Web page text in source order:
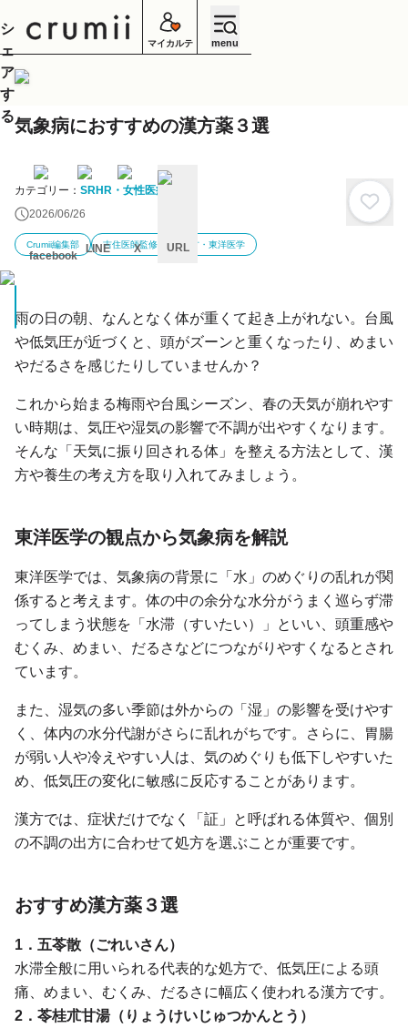
マイカルテ menu
気象病におすすめの漢方薬３選
カテゴリー： SRHR・女性医療
2026/06/26
Crumii編集部 吉住医師監修 漢方・東洋医学
雨の日の朝、なんとなく体が重くて起き上がれない。台風
や低気圧が近づくと、頭がズーンと重くなったり、めまい
やだるさを感じたりしていませんか？
これから始まる梅雨や台風シーズン、春の天気が崩れやす
い時期は、気圧や湿気の影響で不調が出やすくなります。
そんな「天気に振り回される体」を整える方法として、漢
方や養生の考え方を取り入れてみましょう。
東洋医学の観点から気象病を解説
東洋医学では、気象病の背景に「水」のめぐりの乱れが関
係すると考えます。体の中の余分な水分がうまく巡らず滞
ってしまう状態を「水滞（すいたい）」といい、頭重感や
むくみ、めまい、だるさなどにつながりやすくなるとされ
ています。
また、湿気の多い季節は外からの「湿」の影響を受けやす
く、体内の水分代謝がさらに乱れがちです。さらに、胃腸
が弱い人や冷えやすい人は、気のめぐりも低下しやすいた
め、低気圧の変化に敏感に反応することがあります。
漢方では、症状だけでなく「証」と呼ばれる体質や、個別
の不調の出方に合わせて処方を選ぶことが重要です。
おすすめ漢方薬３選
1．五苓散（ごれいさん）
水滞全般に用いられる代表的な処方で、低気圧による頭
痛、めまい、むくみ、だるさに幅広く使われる漢方です。
2．苓桂朮甘湯（りょうけいじゅつかんとう）
シ
ェ
ア
す
る
facebook
LINE X URL
キ
セ
ル